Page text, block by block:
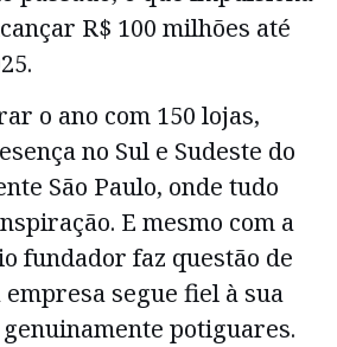
R$ 100 milhões até
o ano com 150 lojas,
no Sul e Sudeste do
São Paulo, onde tudo
E mesmo com a
fundador faz questão de
segue fiel à sua
genuinamente potiguares.